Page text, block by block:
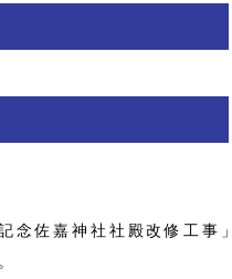
佐嘉神社社殿改修工事」